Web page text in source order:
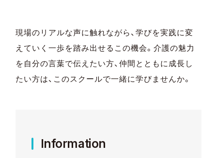
現場のリアルな声に触れながら、学びを実践に変
えていく一歩を踏み出せるこの機会。介護の魅力
を自分の言葉で伝えたい方、仲間とともに成長し
たい方は、このスクールで一緒に学びませんか。
Information